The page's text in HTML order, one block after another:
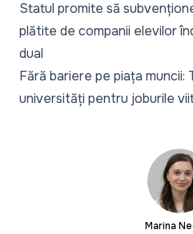
Statul promite să
plătite de companii elevilor
dual
Fără bariere pe piața muncii:
universități pentru joburile
Marina